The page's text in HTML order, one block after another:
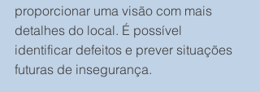
proporcionar uma visão com mais
detalhes do local. É possível
identificar defeitos e prever situações
futuras de insegurança.